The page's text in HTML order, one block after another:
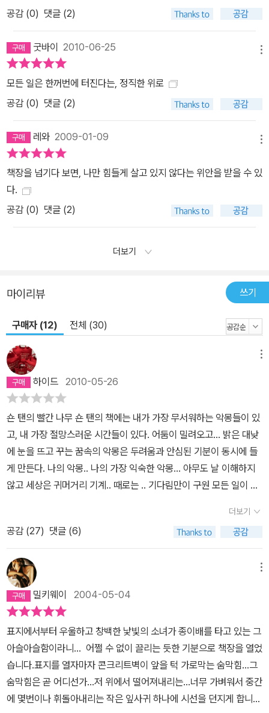
공감 (0) 댓글 (2)
굿바이 2010-06-25
모든 일은 한꺼번에 터진다는, 정직한 위로
공감 (0) 댓글 (2)
레와 2009-01-09
책장을 넘기다 보면, 나만 힘들게 살고 있지 않다는 위안을 받을 수 있
다.
공감 (0) 댓글 (2)
더보기
마이리뷰 쓰기
구매자 (12) 전체 (30)
하이드 2010-05-26
숀 탠의 빨간 나무 숀 탠의 책에는 내가 가장 무서워하는 악몽들이 있
고, 내 가장 절망스러운 시간들이 있다. 어둠이 밀려오고... 밝은 대낮
에 눈을 뜨고 꾸는 꿈속의 악몽은 두려움과 안심된 기분이 동시에 들
게 만든다. 나의 악몽.. 나의 가장 익숙한 악몽... 아무도 날 이해하지
않고 세상은 귀머거리 기계.. 때로는 .. 기다림만이 구원 모든 일이 한
끔찍한 운명은 피할 수 없고. 나는 누구인지.. 99%의 절망과 1%의
희망그것이 숀 탠의 세계 다행인 것은 나는 이미 '빨간 사과'의 시절을
지났다는 거. 불행인 것은 나는 가끔 다시오지 않을 그 시절을 그리워
한다는 거. 절망도 때가 있다. 나는 그렇게 생각해.
더보기
공감 (27) 댓글 (6)
밀키웨이 2004-05-04
표지에서부터 우울하고 창백한 낯빛의 소녀가 종이배를 타고 있는 그
아슬아슬함이라니... 어쩔 수 없이 끌리는 듯한 기분으로 책장을 열었
습니다.표지를 열자마자 콘크리트벽이 앞을 턱 가로막는 숨막힘...그
숨막힘은 곧 어디선가...저 위에서 떨어져내리는...너무 가벼워서 중간
에 몇번이나 휘돌아내리는 작은 잎사귀 하나에 시선을 던지게 합니